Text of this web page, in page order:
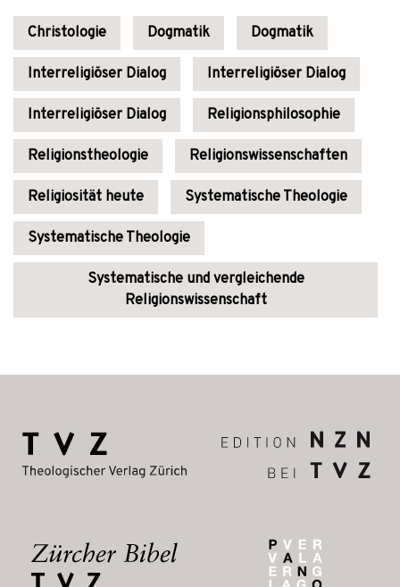
Christologie Dogmatik Dogmatik
Interreligiöser Dialog Interreligiöser Dialog
Interreligiöser Dialog Religionsphilosophie
Religionstheologie Religionswissenschaften
Religiosität heute Systematische Theologie
Systematische Theologie
Systematische und vergleichende
Religionswissenschaft